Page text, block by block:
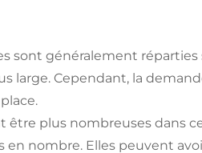
sont généralement
large. Cependant, la
être plus nombreuses dans
nombre. Elles peuvent